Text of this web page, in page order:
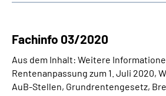
Fachinfo 03/2020
Aus dem Inhalt: Weitere
Rentenanpassung zum 1. Juli 2020,
AuB-Stellen, Grundrentengesetz,